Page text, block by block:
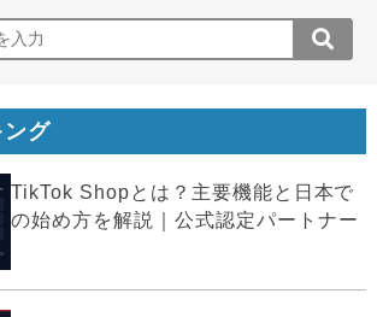
グ
TikTok Shopとは？主要機能と日本で
の始め方を解説｜公式認定パートナー